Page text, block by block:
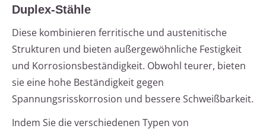
Duplex-Stähle
Diese kombinieren ferritische und austenitische
Strukturen und bieten außergewöhnliche Festigkeit
und Korrosionsbeständigkeit. Obwohl teurer, bieten
sie eine hohe Beständigkeit gegen
Spannungsrisskorrosion und bessere Schweißbarkeit.
Indem Sie die verschiedenen Typen von